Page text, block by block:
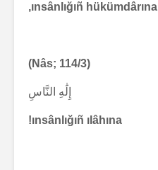
ınsânlığıñ hükümdârına,
(Nâs; 114/3)
إِلَٰهِ النَّاسِ
ınsânlığıñ ılâhına!